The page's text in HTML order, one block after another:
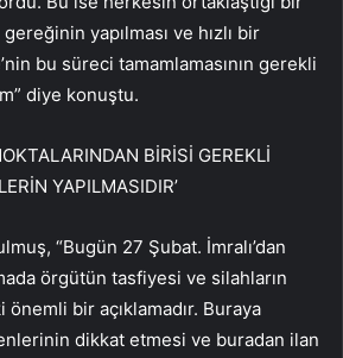
yapılması ve hızlı bir
bu süreci tamamlamasının gerekli
diye konuştu.
BİRİSİ GEREKLİ
YAPILMASIDIR’
“Bugün 27 Şubat. İmralı’dan
örgütün tasfiyesi ve silahların
önemli bir açıklamadır. Buraya
dikkat etmesi ve buradan ilan